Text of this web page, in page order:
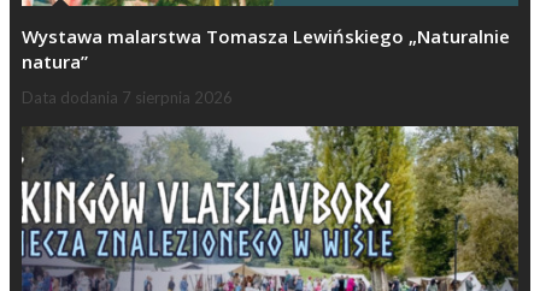
Wystawa malarstwa Tomasza Lewińskiego „Naturalnie
natura”
Data dodania 7 sierpnia 2026